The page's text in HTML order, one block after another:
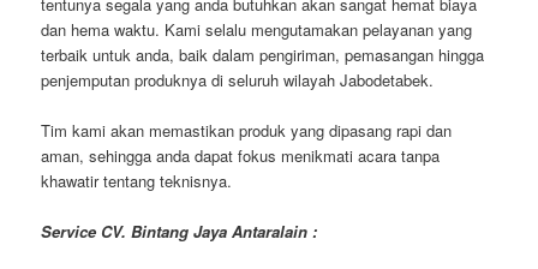
dan hema waktu. Kami selalu mengutamakan pelayanan yang
terbaik untuk anda, baik dalam pengiriman, pemasangan hingga
penjemputan produknya di seluruh wilayah Jabodetabek.
Tim kami akan memastikan produk yang dipasang rapi dan
aman, sehingga anda dapat fokus menikmati acara tanpa
khawatir tentang teknisnya.
Service CV. Bintang Jaya Antaralain :